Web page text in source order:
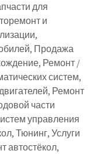
для
и
Продажа
Ремонт /
систем,
Ремонт
части
управления
Тюнинг, Услуги
автостёкол,